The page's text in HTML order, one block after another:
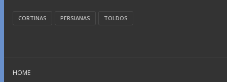
CORTINAS PERSIANAS TOLDOS
HOME